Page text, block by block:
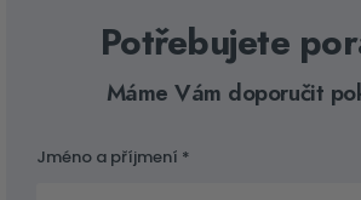
Potřebujete
Máme Vám doporučit
Jméno a příjmení *